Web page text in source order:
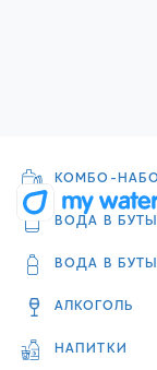
КОМБО-
ВОДА В
ВОДА В
АЛКОГОЛЬ
НАПИТКИ